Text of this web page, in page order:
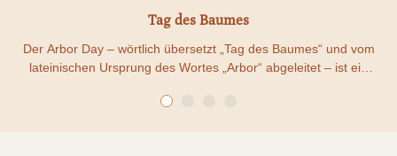
Tag des Baumes
Der Arbor Day – wörtlich übersetzt „Tag des Baumes“ und vom
lateinischen Ursprung des Wortes „Arbor“ abgeleitet – ist ein
Bäumen gefeiert werden.